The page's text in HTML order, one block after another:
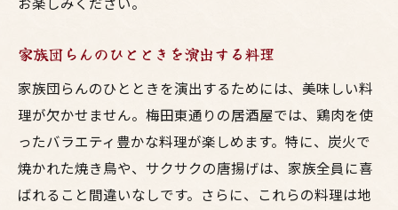
家族団らんのひとときを演出する料理
家族団らんのひとときを演出するためには、美味しい料
理が欠かせません。梅田東通りの居酒屋では、鶏肉を使
ったバラエティ豊かな料理が楽しめます。特に、炭火で
焼かれた焼き鳥や、サクサクの唐揚げは、家族全員に喜
ばれること間違いなしです。さらに、これらの料理は地